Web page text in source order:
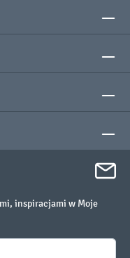
inspiracjami w Moje